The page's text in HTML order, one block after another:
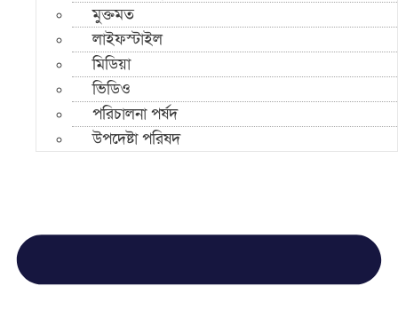
মুক্তমত
লাইফস্টাইল
মিডিয়া
ভিডিও
পরিচালনা পর্ষদ
উপদেষ্টা পরিষদ